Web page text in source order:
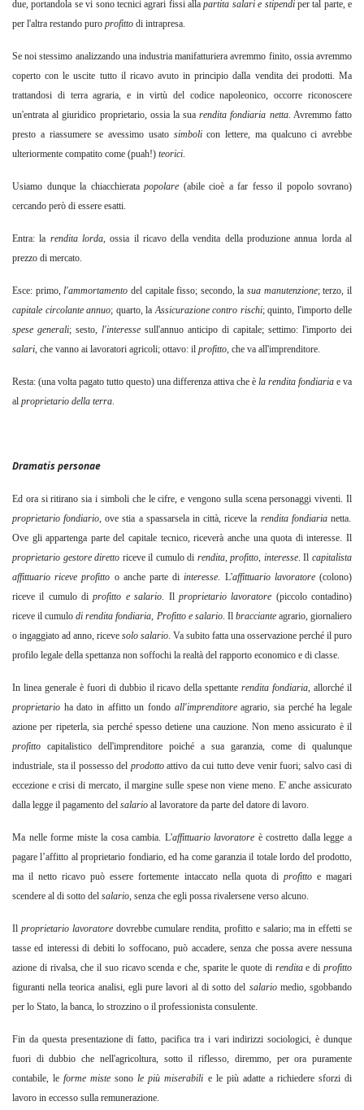
due, portandola se vi sono tecnici agrari fissi allapartita salari e stipendi per tal parte, e
per l'altra restando puro profitto di intrapresa.
Se noi stessimo analizzando una industria manifatturiera avremmo finito, ossia avremmo
coperto con le uscite tutto il ricavo avuto in principio dalla vendita dei prodotti. Ma
trattandosi di terra agraria, e in virtù del codice napoleonico, occorre riconoscere
un'entrata al giuridico proprietario, ossia la suarendita fondiaria netta. Avremmo fatto
presto a riassumere se avessimo usato simbolicon lettere, ma qualcuno ci avrebbe
ulteriormente compatito come (puah!) teorici.
Usiamo dunque la chiacchierata popolare (abile cioè a far fesso il popolo sovrano)
cercando però di essere esatti.
Entra: la rendita lorda, ossia il ricavo della vendita della produzione annua lorda al
prezzo di mercato.
Esce: primo,l'ammortamento del capitale fisso; secondo, lasua manutenzione; terzo, il
capitale circolante annuo; quarto, laAssicurazione contro rischi; quinto, l'importo delle
spese generali; sesto, l'interesse sull'annuo anticipo di capitale; settimo: l'importo dei
salari, che vanno ai lavoratori agricoli; ottavo: il profitto, che va all'imprenditore.
Resta: (una volta pagato tutto questo) una differenza attiva che è la rendita fondiaria e va
al proprietario della terra.
Dramatis personae
Ed ora si ritirano sia i simboli che le cifre, e vengono sulla scena personaggi viventi. Il
proprietario fondiario, ove stia a spassarsela in città, riceve la rendita fondiaria netta.
Ove gli appartenga parte del capitale tecnico, riceverà anche una quota di interesse. Il
proprietario gestore diretto riceve il cumulo di rendita, profitto, interesse. Il capitalista
affittuario riceve profitto o anche parte diinteresse. L'affittuario lavoratore(colono)
riceve il cumulo diprofitto e salario. Ilproprietario lavoratore (piccolo contadino)
riceve il cumulodi rendita fondiaria, Profitto e salario. Ilbracciante agrario, giornaliero
o ingaggiato ad anno, riceve solo salario. Va subito fatta una osservazione perché il puro
profilo legale della spettanza non soffochi la realtà del rapporto economico e di classe.
In linea generale è fuori di dubbio il ricavo della spettanterendita fondiaria, allorché il
proprietario ha dato in affitto un fondo all'imprenditoreagrario, sia perché ha legale
azione per ripeterla, sia perché spesso detiene una cauzione. Non meno assicurato è il
profitto capitalistico dell'imprenditore poiché a sua garanzia, come di qualunque
industriale, sta il possesso del prodottoattivo da cui tutto deve venir fuori; salvo casi di
eccezione e crisi di mercato, il margine sulle spese non viene meno. E' anche assicurato
dalla legge il pagamento del salario al lavoratore da parte del datore di lavoro.
Ma nelle forme miste la cosa cambia. L'affittuario lavoratore è costretto dalla legge a
pagare l’affitto al proprietario fondiario, ed ha come garanzia il totale lordo del prodotto,
ma il netto ricavo può essere fortemente intaccato nella quota di profitto e magari
scendere al di sotto del salario, senza che egli possa rivalersene verso alcuno.
Il proprietario lavoratore dovrebbe cumulare rendita, profitto e salario; ma in effetti se
tasse ed interessi di debiti lo soffocano, può accadere, senza che possa avere nessuna
azione di rivalsa, che il suo ricavo scenda e che, sparite le quote di renditae diprofitto
figuranti nella teorica analisi, egli pure lavori al di sotto del salario medio, sgobbando
per lo Stato, la banca, lo strozzino o il professionista consulente.
Fin da questa presentazione di fatto, pacifica tra i vari indirizzi sociologici, è dunque
fuori di dubbio che nell'agricoltura, sotto il riflesso, diremmo, per ora puramente
contabile, leforme mistesonole più miserabili e le più adatte a richiedere sforzi di
lavoro in eccesso sulla remunerazione.